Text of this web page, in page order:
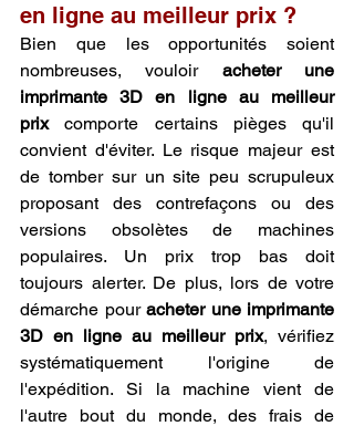
en ligne au meilleur prix ?
Bien que les opportunités soient
nombreuses, vouloir acheter une
imprimante 3D en ligne au meilleur
prix comporte certains pièges qu'il
convient d'éviter. Le risque majeur est
de tomber sur un site peu scrupuleux
proposant des contrefaçons ou des
versions obsolètes de machines
populaires. Un prix trop bas doit
toujours alerter. De plus, lors de votre
démarche pour acheter une imprimante
3D en ligne au meilleur prix, vérifiez
systématiquement l'origine de
l'expédition. Si la machine vient de
l'autre bout du monde, des frais de